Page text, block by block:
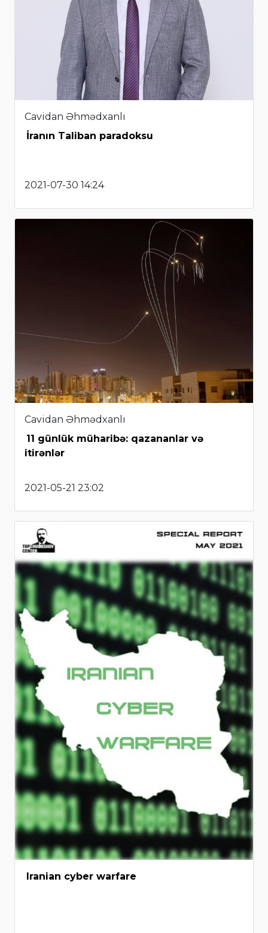
Cavidan Əhmədxanlı
İranın Taliban paradoksu
2021-07-30 14:24
Cavidan Əhmədxanlı
11 günlük müharibə: qazananlar və
itirənlər
2021-05-21 23:02
Iranian cyber warfare